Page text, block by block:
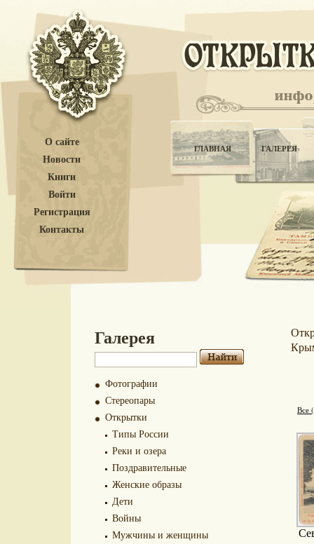
О сайте
Новости
Книги
Войти
Регистрация
Контакты
ГЛАВНАЯ ГАЛЕРЕЯ
Галерея
Фотографии
Стереопары
Открытки
Типы России
Реки и озера
Поздравительные
Женские образы
Дети
Войны
Мужчины и женщины
Все